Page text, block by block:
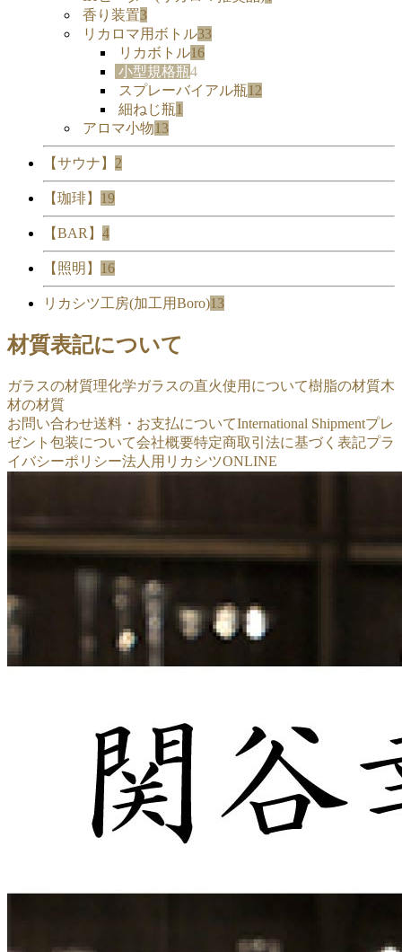
香り装置3
リカロマ用ボトル33
リカボトル16
小型規格瓶4
スプレーバイアル瓶12
細ねじ瓶1
アロマ小物13
【サウナ】 2
【珈琲】 19
【BAR】 4
【照明】 16
リカシツ工房(加工用Boro)13
材質表記について
ガラスの材質理化学ガラスの直火使用について樹脂の材質木
材の材質
お問い合わせ送料・お支払についてInternational Shipmentプレ
ゼント包装について会社概要特定商取引法に基づく表記プラ
イバシーポリシー法人用リカシツONLINE